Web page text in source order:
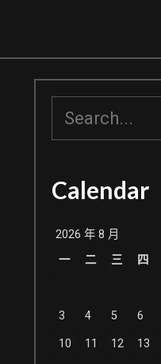
Calendar
2026 年 8 月
一
二 三 四
3 4 5 6
10 11 12 13